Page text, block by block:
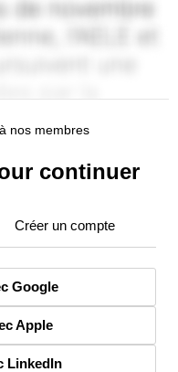
nos membres
continuer
Créer un compte
Google
Apple
LinkedIn